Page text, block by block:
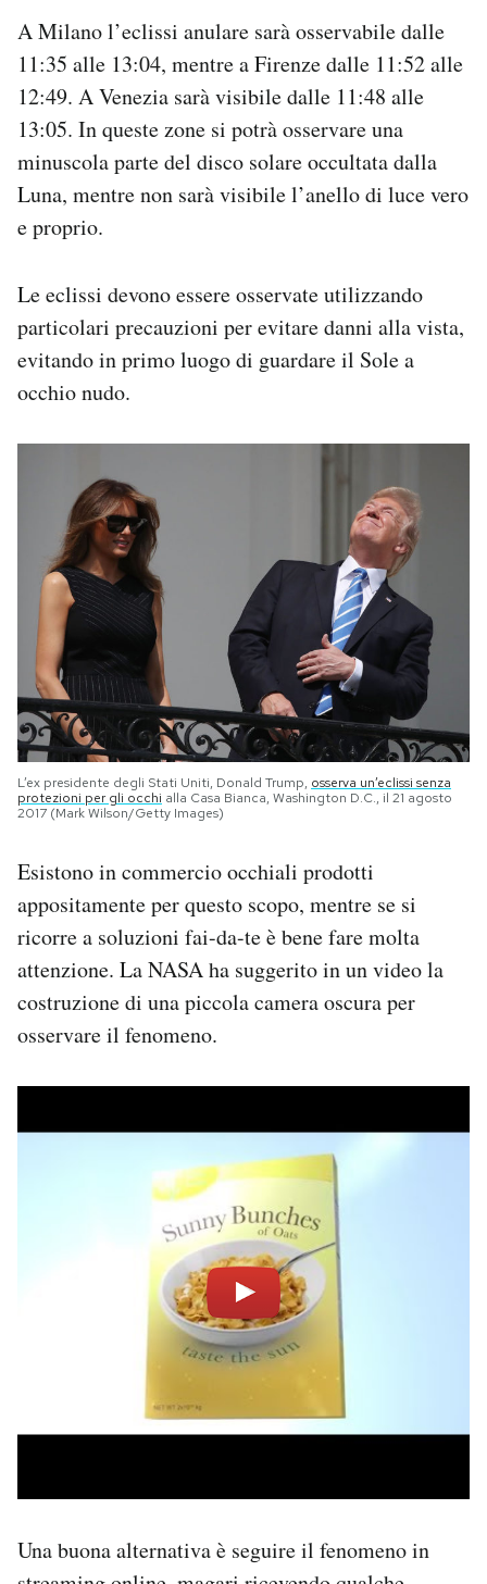
A Milano l’eclissi anulare sarà osservabile dalle
11:35 alle 13:04, mentre a Firenze dalle 11:52 alle
12:49. A Venezia sarà visibile dalle 11:48 alle
13:05. In queste zone si potrà osservare una
minuscola parte del disco solare occultata dalla
Luna, mentre non sarà visibile l’anello di luce vero
e proprio.
Le eclissi devono essere osservate utilizzando
particolari precauzioni per evitare danni alla vista,
evitando in primo luogo di guardare il Sole a
occhio nudo.
L’ex presidente degli Stati Uniti, Donald Trump, osserva un’eclissi senza
protezioni per gli occhi alla Casa Bianca, Washington D.C., il 21 agosto
2017 (Mark Wilson/Getty Images)
Esistono in commercio occhiali prodotti
appositamente per questo scopo, mentre se si
ricorre a soluzioni fai-da-te è bene fare molta
attenzione. La NASA ha suggerito in un video la
costruzione di una piccola camera oscura per
osservare il fenomeno.
Una buona alternativa è seguire il fenomeno in